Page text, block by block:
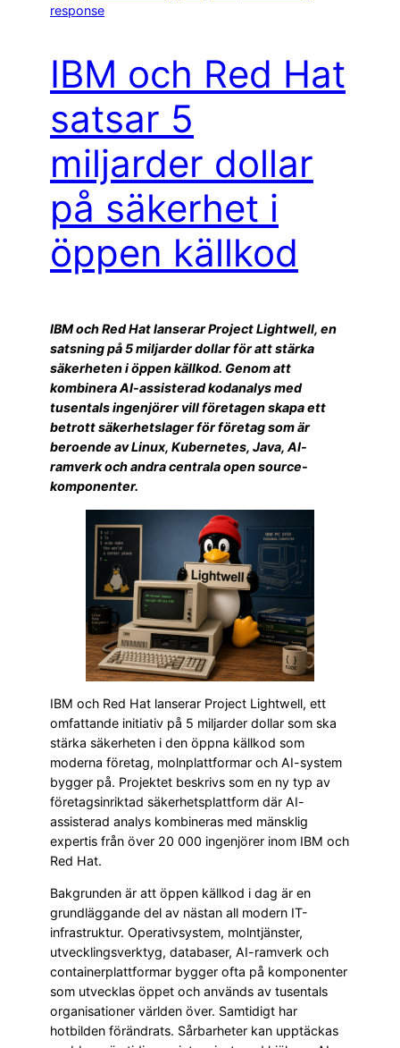
response
IBM och Red Hat
satsar 5
miljarder dollar
på säkerhet i
öppen källkod
IBM och Red Hat lanserar Project Lightwell, en
satsning på 5 miljarder dollar för att stärka
säkerheten i öppen källkod. Genom att
kombinera AI-assisterad kodanalys med
tusentals ingenjörer vill företagen skapa ett
betrott säkerhetslager för företag som är
beroende av Linux, Kubernetes, Java, AI-
ramverk och andra centrala open source-
komponenter.
IBM och Red Hat lanserar Project Lightwell, ett
omfattande initiativ på 5 miljarder dollar som ska
stärka säkerheten i den öppna källkod som
moderna företag, molnplattformar och AI-system
bygger på. Projektet beskrivs som en ny typ av
företagsinriktad säkerhetsplattform där AI-
assisterad analys kombineras med mänsklig
expertis från över 20 000 ingenjörer inom IBM och
Red Hat.
Bakgrunden är att öppen källkod i dag är en
grundläggande del av nästan all modern IT-
infrastruktur. Operativsystem, molntjänster,
utvecklingsverktyg, databaser, AI-ramverk och
containerplattformar bygger ofta på komponenter
som utvecklas öppet och används av tusentals
organisationer världen över. Samtidigt har
hotbilden förändrats. Sårbarheter kan upptäckas